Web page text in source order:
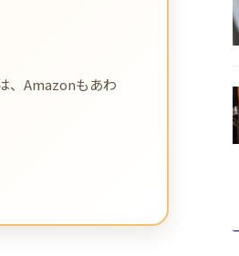
、Amazonもあわ